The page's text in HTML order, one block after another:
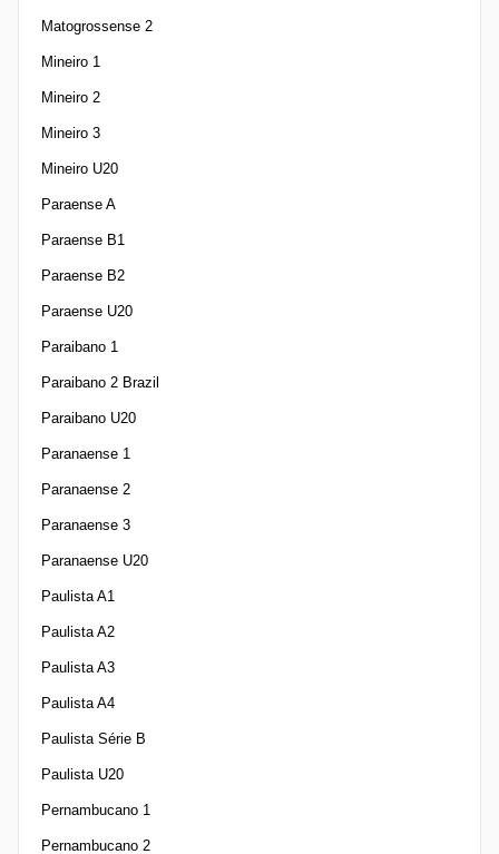
Matogrossense 2
Mineiro 1
Mineiro 2
Mineiro 3
Mineiro U20
Paraense A
Paraense B1
Paraense B2
Paraense U20
Paraibano 1
Paraibano 2 Brazil
Paraibano U20
Paranaense 1
Paranaense 2
Paranaense 3
Paranaense U20
Paulista A1
Paulista A2
Paulista A3
Paulista A4
Paulista Série B
Paulista U20
Pernambucano 1
Pernambucano 2